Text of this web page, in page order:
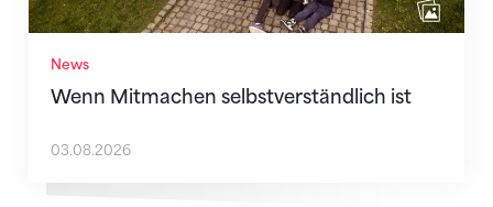
News
Wenn Mitmachen selbstverständlich ist
03.08.2026